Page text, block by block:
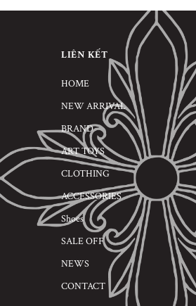
LIÊN KẾT
HOME
NEW ARRIVAL
BRAND
ART TOYS
CLOTHING
ACCESSORIES
Shoes
SALE OFF
NEWS
CONTACT